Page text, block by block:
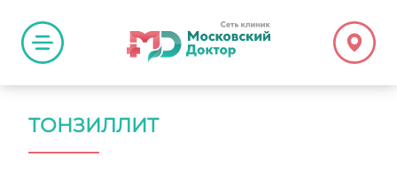
ТОНЗИЛЛИТ